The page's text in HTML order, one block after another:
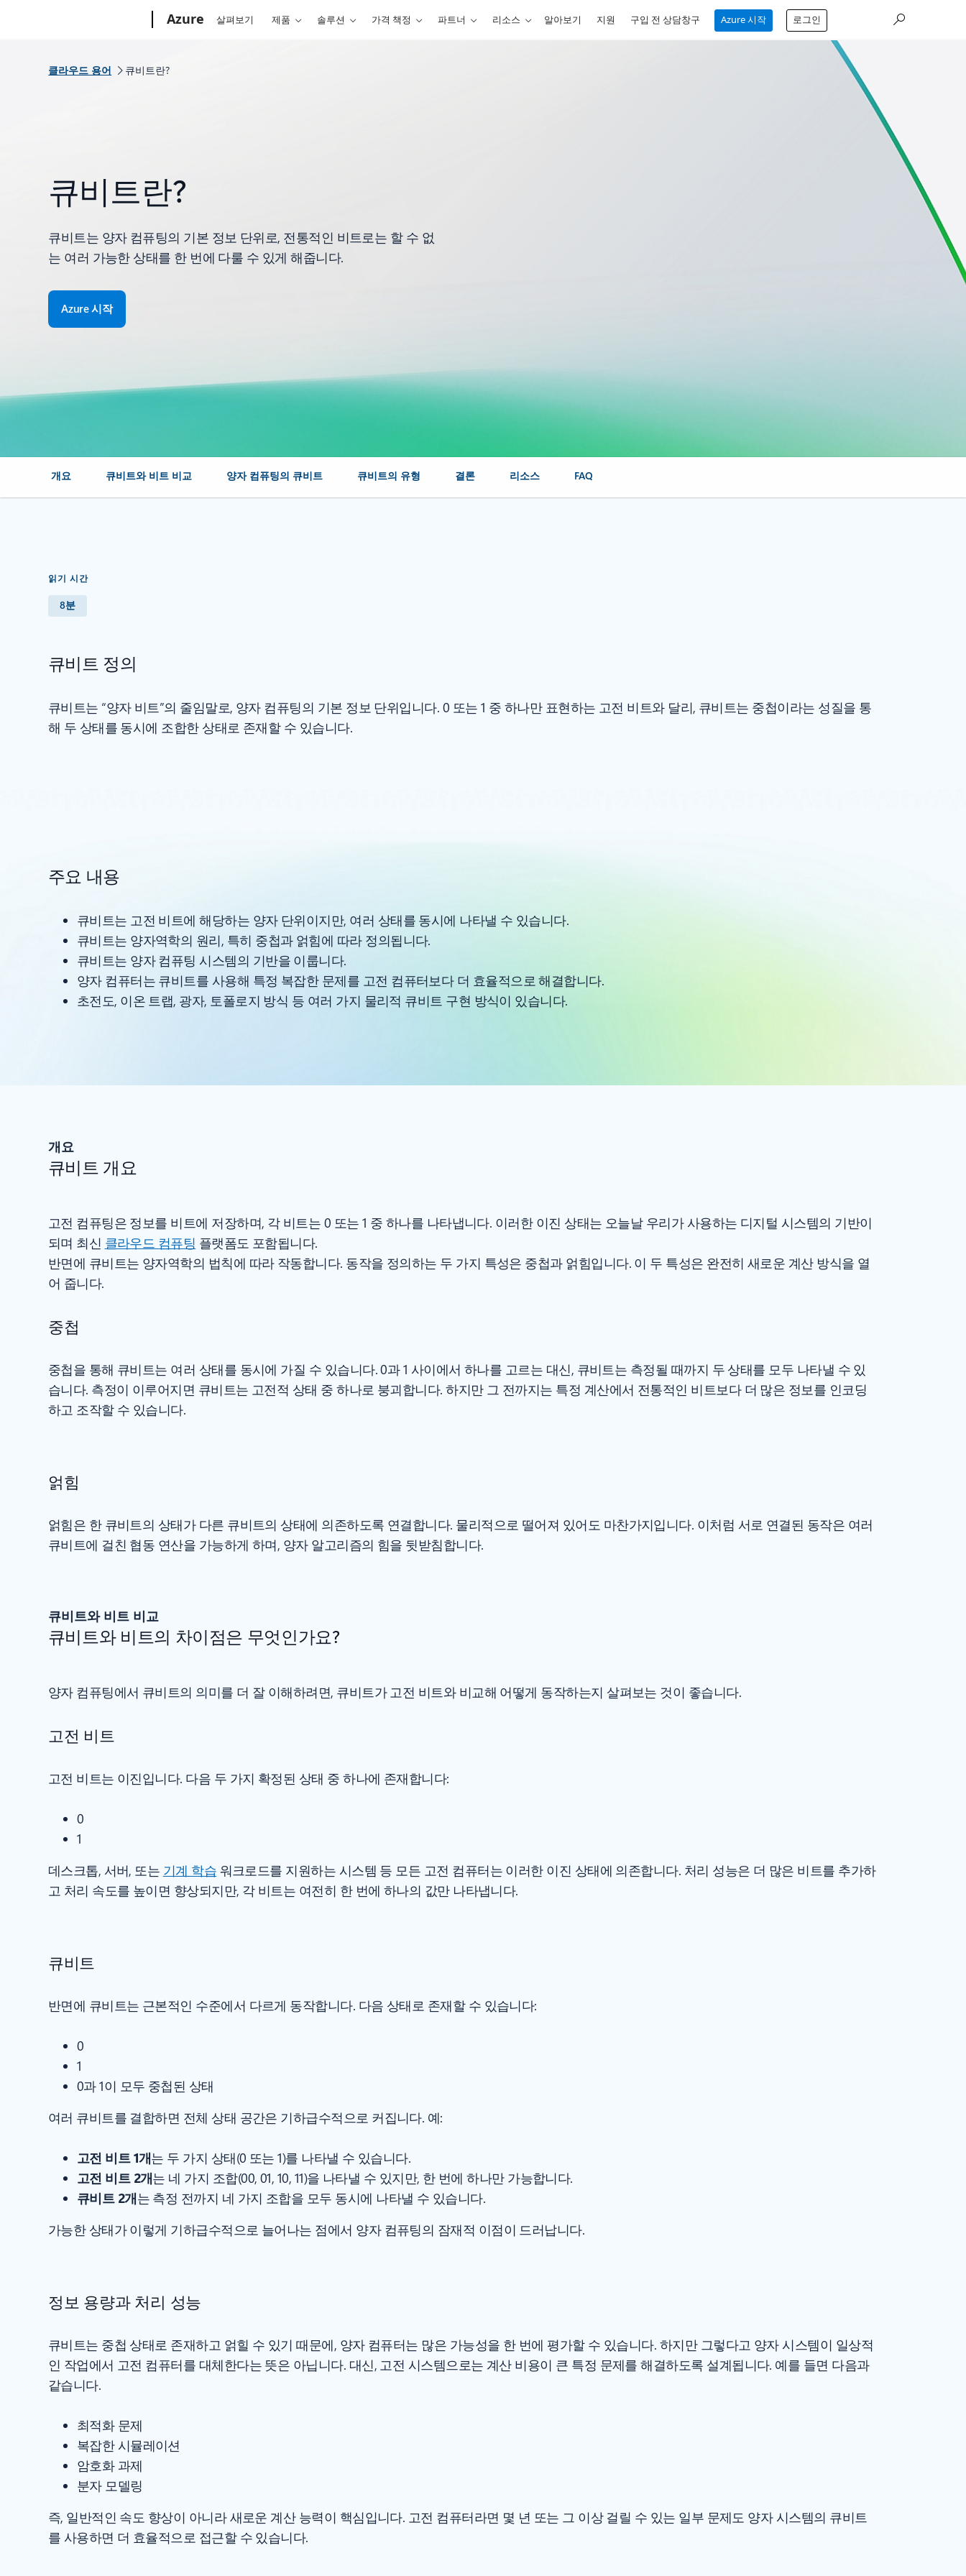
Azure 살펴보기 제품 솔루션 가격 책정 파트너 리소스 알아보기 지원 구입 전 상담창구 Azure 시작 로그인
클라우드 용어 큐비트란?
큐비트란?
큐비트는 양자 컴퓨팅의 기본 정보 단위로, 전통적인 비트로는 할 수 없
는 여러 가능한 상태를 한 번에 다룰 수 있게 해줍니다.
Azure 시작
개요 큐비트와 비트 비교 양자 컴퓨팅의 큐비트 큐비트의 유형 결론 리소스 FAQ
읽기 시간
8분
큐비트 정의
큐비트는 “양자 비트”의 줄임말로, 양자 컴퓨팅의 기본 정보 단위입니다. 0 또는 1 중 하나만 표현하는 고전 비트와 달리, 큐비트는 중첩이라는 성질을 통
해 두 상태를 동시에 조합한 상태로 존재할 수 있습니다.
주요 내용
큐비트는 고전 비트에 해당하는 양자 단위이지만, 여러 상태를 동시에 나타낼 수 있습니다.
큐비트는 양자역학의 원리, 특히 중첩과 얽힘에 따라 정의됩니다.
큐비트는 양자 컴퓨팅 시스템의 기반을 이룹니다.
양자 컴퓨터는 큐비트를 사용해 특정 복잡한 문제를 고전 컴퓨터보다 더 효율적으로 해결합니다.
초전도, 이온 트랩, 광자, 토폴로지 방식 등 여러 가지 물리적 큐비트 구현 방식이 있습니다.
개요
큐비트 개요
고전 컴퓨팅은 정보를 비트에 저장하며, 각 비트는 0 또는 1 중 하나를 나타냅니다. 이러한 이진 상태는 오늘날 우리가 사용하는 디지털 시스템의 기반이
되며 최신 클라우드 컴퓨팅 플랫폼도 포함됩니다.
반면에 큐비트는 양자역학의 법칙에 따라 작동합니다. 동작을 정의하는 두 가지 특성은 중첩과 얽힘입니다. 이 두 특성은 완전히 새로운 계산 방식을 열
어 줍니다.
중첩
중첩을 통해 큐비트는 여러 상태를 동시에 가질 수 있습니다. 0과 1 사이에서 하나를 고르는 대신, 큐비트는 측정될 때까지 두 상태를 모두 나타낼 수 있
습니다. 측정이 이루어지면 큐비트는 고전적 상태 중 하나로 붕괴합니다. 하지만 그 전까지는 특정 계산에서 전통적인 비트보다 더 많은 정보를 인코딩
하고 조작할 수 있습니다.
얽힘
얽힘은 한 큐비트의 상태가 다른 큐비트의 상태에 의존하도록 연결합니다. 물리적으로 떨어져 있어도 마찬가지입니다. 이처럼 서로 연결된 동작은 여러
큐비트에 걸친 협동 연산을 가능하게 하며, 양자 알고리즘의 힘을 뒷받침합니다.
큐비트와 비트 비교
큐비트와 비트의 차이점은 무엇인가요?
양자 컴퓨팅에서 큐비트의 의미를 더 잘 이해하려면, 큐비트가 고전 비트와 비교해 어떻게 동작하는지 살펴보는 것이 좋습니다.
고전 비트
고전 비트는 이진입니다. 다음 두 가지 확정된 상태 중 하나에 존재합니다:
0
1
데스크톱, 서버, 또는 기계 학습 워크로드를 지원하는 시스템 등 모든 고전 컴퓨터는 이러한 이진 상태에 의존합니다. 처리 성능은 더 많은 비트를 추가하
고 처리 속도를 높이면 향상되지만, 각 비트는 여전히 한 번에 하나의 값만 나타냅니다.
큐비트
반면에 큐비트는 근본적인 수준에서 다르게 동작합니다. 다음 상태로 존재할 수 있습니다:
0
1
0과 1이 모두 중첩된 상태
여러 큐비트를 결합하면 전체 상태 공간은 기하급수적으로 커집니다. 예:
고전 비트 1개는 두 가지 상태(0 또는 1)를 나타낼 수 있습니다.
고전 비트 2개는 네 가지 조합(00, 01, 10, 11)을 나타낼 수 있지만, 한 번에 하나만 가능합니다.
큐비트 2개는 측정 전까지 네 가지 조합을 모두 동시에 나타낼 수 있습니다.
가능한 상태가 이렇게 기하급수적으로 늘어나는 점에서 양자 컴퓨팅의 잠재적 이점이 드러납니다.
정보 용량과 처리 성능
큐비트는 중첩 상태로 존재하고 얽힐 수 있기 때문에, 양자 컴퓨터는 많은 가능성을 한 번에 평가할 수 있습니다. 하지만 그렇다고 양자 시스템이 일상적
인 작업에서 고전 컴퓨터를 대체한다는 뜻은 아닙니다. 대신, 고전 시스템으로는 계산 비용이 큰 특정 문제를 해결하도록 설계됩니다. 예를 들면 다음과
같습니다.
최적화 문제
복잡한 시뮬레이션
암호화 과제
분자 모델링
즉, 일반적인 속도 향상이 아니라 새로운 계산 능력이 핵심입니다. 고전 컴퓨터라면 몇 년 또는 그 이상 걸릴 수 있는 일부 문제도 양자 시스템의 큐비트
를 사용하면 더 효율적으로 접근할 수 있습니다.